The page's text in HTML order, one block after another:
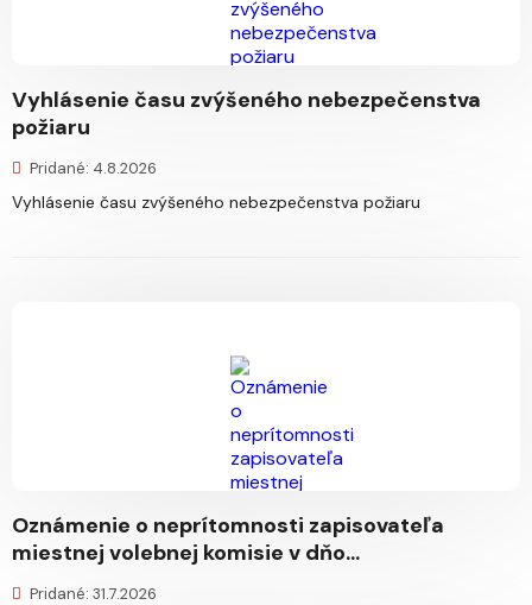
Vyhlásenie času zvýšeného nebezpečenstva
požiaru
Pridané: 4.8.2026
Vyhlásenie času zvýšeného nebezpečenstva požiaru
Oznámenie o neprítomnosti zapisovateľa
miestnej volebnej komisie v dňo...
Pridané: 31.7.2026